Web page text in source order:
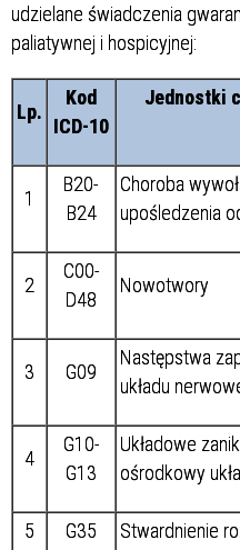
udzielane świadczenia
paliatywnej i hospicyjnej:
Lp.
Kod
ICD-10
Jednostki
1
B20-
B24
Choroba
upośledzenia
2
C00-
D48
Nowotwory
3 G09
Następstwa
układu
4
G10-
G13
Układowe
ośrodkowy
5 G35 Stwardnienie